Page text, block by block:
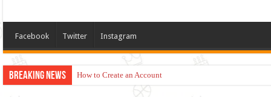
Facebook Twitter Instagram
Breaking News How to Create an Account